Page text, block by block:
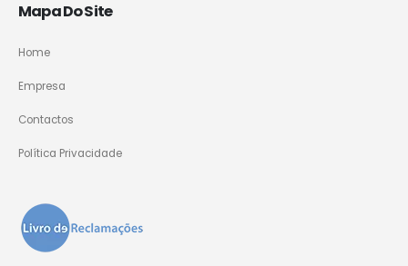
Mapa Do Site
Home
Empresa
Contactos
Política Privacidade